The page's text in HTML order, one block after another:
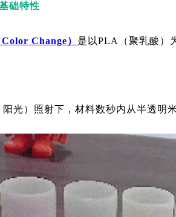
础特性
Change） 是以PLA（聚乳酸）
光）照射下，材料数秒内从半透明